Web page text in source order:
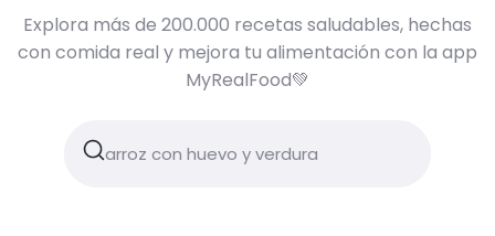
Explora más de 200.000 recetas saludables, hechas
con comida real y mejora tu alimentación con la app
MyRealFood💚